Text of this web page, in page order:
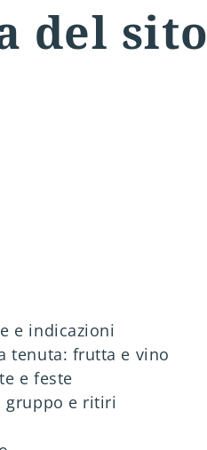
e ritiri
ospiti 360 Tour
ospiti 360 Tour
ospiti 360 Tour
ospiti 360 Tour
del sito
e indicazioni
tenuta: frutta e vino
e feste
gruppo e ritiri